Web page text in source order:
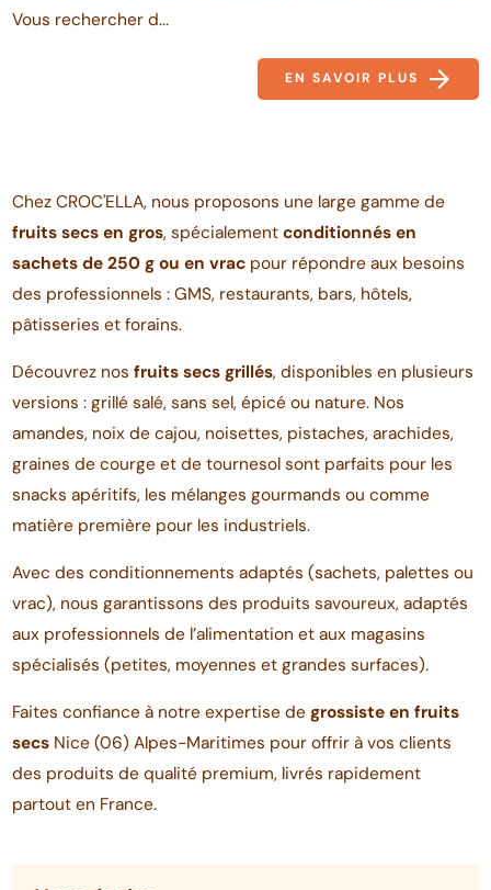
Vous rechercher d...
EN SAVOIR PLUS
Chez CROC'ELLA, nous proposons une large gamme de
fruits secs en gros, spécialementconditionnés en
sachets de 250 g ou en vrac pour répondre aux besoins
des professionnels : GMS, restaurants, bars, hôtels,
pâtisseries et forains.
Découvrez nosfruits secs grillés, disponibles en plusieurs
versions : grillé salé, sans sel, épicé ou nature. Nos
amandes, noix de cajou, noisettes, pistaches, arachides,
graines de courge et de tournesol sont parfaits pour les
snacks apéritifs, les mélanges gourmands ou comme
matière première pour les industriels.
Avec des conditionnements adaptés (sachets, palettes ou
vrac), nous garantissons des produits savoureux, adaptés
aux professionnels de l’alimentation et aux magasins
spécialisés (petites, moyennes et grandes surfaces).
Faites confiance à notre expertise degrossiste en fruits
secs Nice (06) Alpes-Maritimes pour offrir à vos clients
des produits de qualité premium, livrés rapidement
partout en France.